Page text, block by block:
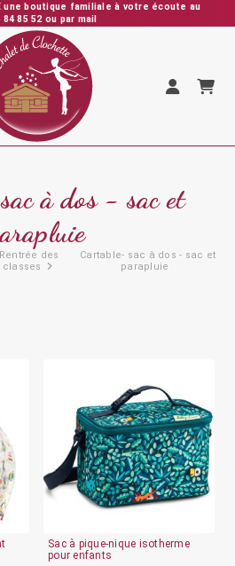
une boutique familiale à votre écoute au
84 85 52 ou par mail
la France – Vérification et emballage
personnalisé et réactif
à dos - sac et
Rentrée des
classes
Cartable- sac à dos - sac et
parapluie
Sac à pique-nique isotherme
pour enfants